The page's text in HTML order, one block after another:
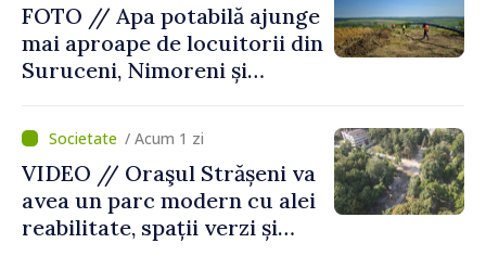
FOTO // Apa potabilă ajunge
mai aproape de locuitorii din
Suruceni, Nimoreni și
/ Acum 1 zi
VIDEO // Oraşul Strășeni va
avea un parc modern cu alei
reabilitate, spații verzi și